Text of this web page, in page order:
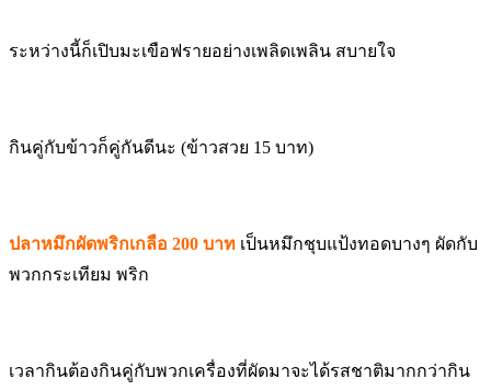
ระหว่างนี้ก็เปิบมะเขือฟรายอย่างเพลิดเพลิน สบายใจ
กินคู่กับข้าวก็คู่กันดีนะ (ข้าวสวย 15 บาท)
ปลาหมึกผัดพริกเกลือ 200 บาท เป็นหมึกชุบแป้งทอดบางๆ ผัดกับ
พวกกระเทียม พริก
เวลากินต้องกินคู่กับพวกเครื่องที่ผัดมาจะได้รสชาติมากกว่ากิน